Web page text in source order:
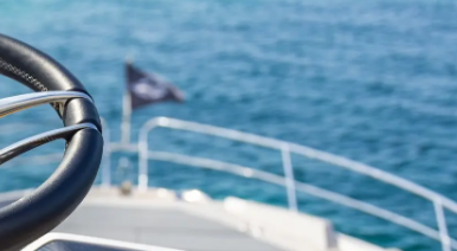
Yenilik
Şi̇rket
Ekip
Yaşam Şekli̇
Mi̇ras
Teknenizin Piyasa Değerini
Öğrenin